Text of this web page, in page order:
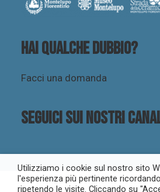
Hai qualche dubbio?
Facci una domanda
Seguici sui nostri
Utilizziamo i cookie sul nostro sito
l'esperienza più pertinente
ripetendo le visite. Cliccando su